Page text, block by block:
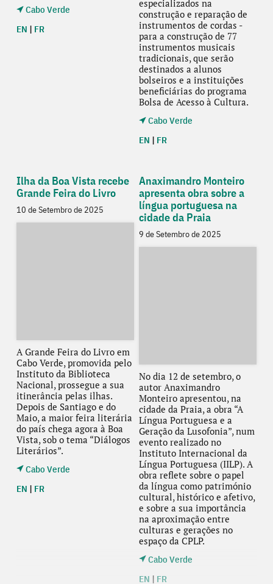
Cabo Verde
EN | FR
especializados na
construção e reparação de
instrumentos de cordas -
para a construção de 77
instrumentos musicais
tradicionais, que serão
destinados a alunos
bolseiros e a instituições
beneficiárias do programa
Bolsa de Acesso à Cultura.
Cabo Verde
EN | FR
Ilha da Boa Vista recebe
Grande Feira do Livro
10 de Setembro de 2025
A Grande Feira do Livro em
Cabo Verde, promovida pelo
Instituto da Biblioteca
Nacional, prossegue a sua
itinerância pelas ilhas.
Depois de Santiago e do
Maio, a maior feira literária
do país chega agora à Boa
Vista, sob o tema “Diálogos
Literários”.
Cabo Verde
EN | FR
Anaximandro Monteiro
apresenta obra sobre a
língua portuguesa na
cidade da Praia
9 de Setembro de 2025
No dia 12 de setembro, o
autor Anaximandro
Monteiro apresentou, na
cidade da Praia, a obra “A
Língua Portuguesa e a
Geração da Lusofonia”, num
evento realizado no
Instituto Internacional da
Língua Portuguesa (IILP). A
obra reflete sobre o papel
da língua como património
cultural, histórico e afetivo,
e sobre a sua importância
na aproximação entre
culturas e gerações no
espaço da CPLP.
Cabo Verde
EN | FR